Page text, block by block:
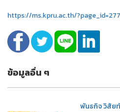
https://ms.kpru.ac.th/
ข้อมูลอื่น ๆ
พันธกิจ วิสัย